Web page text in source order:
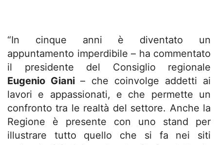
“In cinque anni è diventato un
appuntamento imperdibile – ha commentato
il presidente del Consiglio regionale
Eugenio Giani– che coinvolge addetti ai
lavori e appassionati, e che permette un
confronto tra le realtà del settore. Anche la
Regione è presente con uno stand per
illustrare tutto quello che si fa nei siti